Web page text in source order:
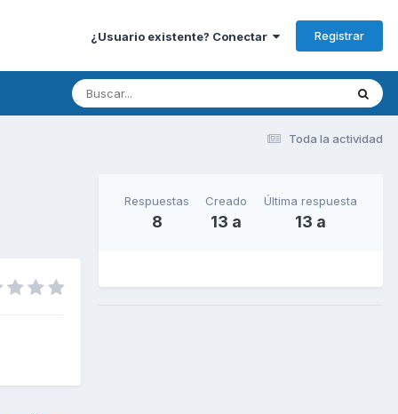
¿Usuario existente? Conectar Registrar
Toda la actividad
Respuestas
8
Creado
13 a
Última respuesta
13 a